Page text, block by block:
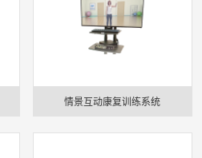
情景互动康复训练系统